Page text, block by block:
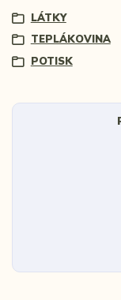
LÁTKY
TEPLÁKOVINA
POTISK